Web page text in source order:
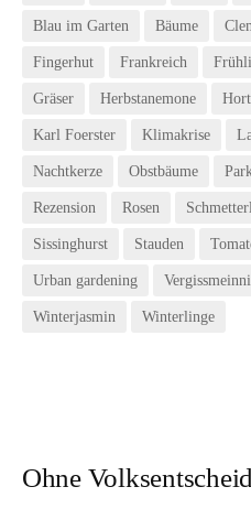
Blau im Garten Bäume
Fingerhut Frankreich
Gräser Herbstanemone
Karl Foerster Klimakrise
Nachtkerze Obstbäume
Rezension Rosen
Sissinghurst Stauden
Urban gardening
Winterjasmin Winterlinge
Ohne